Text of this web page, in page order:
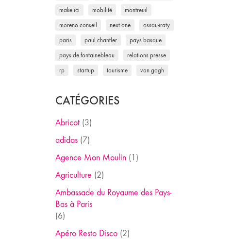
make ici mobilité montreuil
moreno conseil next one ossau-iraty
paris paul chantler pays basque
pays de fontainebleau relations presse
rp startup tourisme van gogh
CATÉGORIES
Abricot(3)
adidas(7)
Agence Mon Moulin(1)
Agriculture (2)
Ambassade du Royaume des Pays-
Bas à Paris
(6)
Apéro Resto Disco(2)